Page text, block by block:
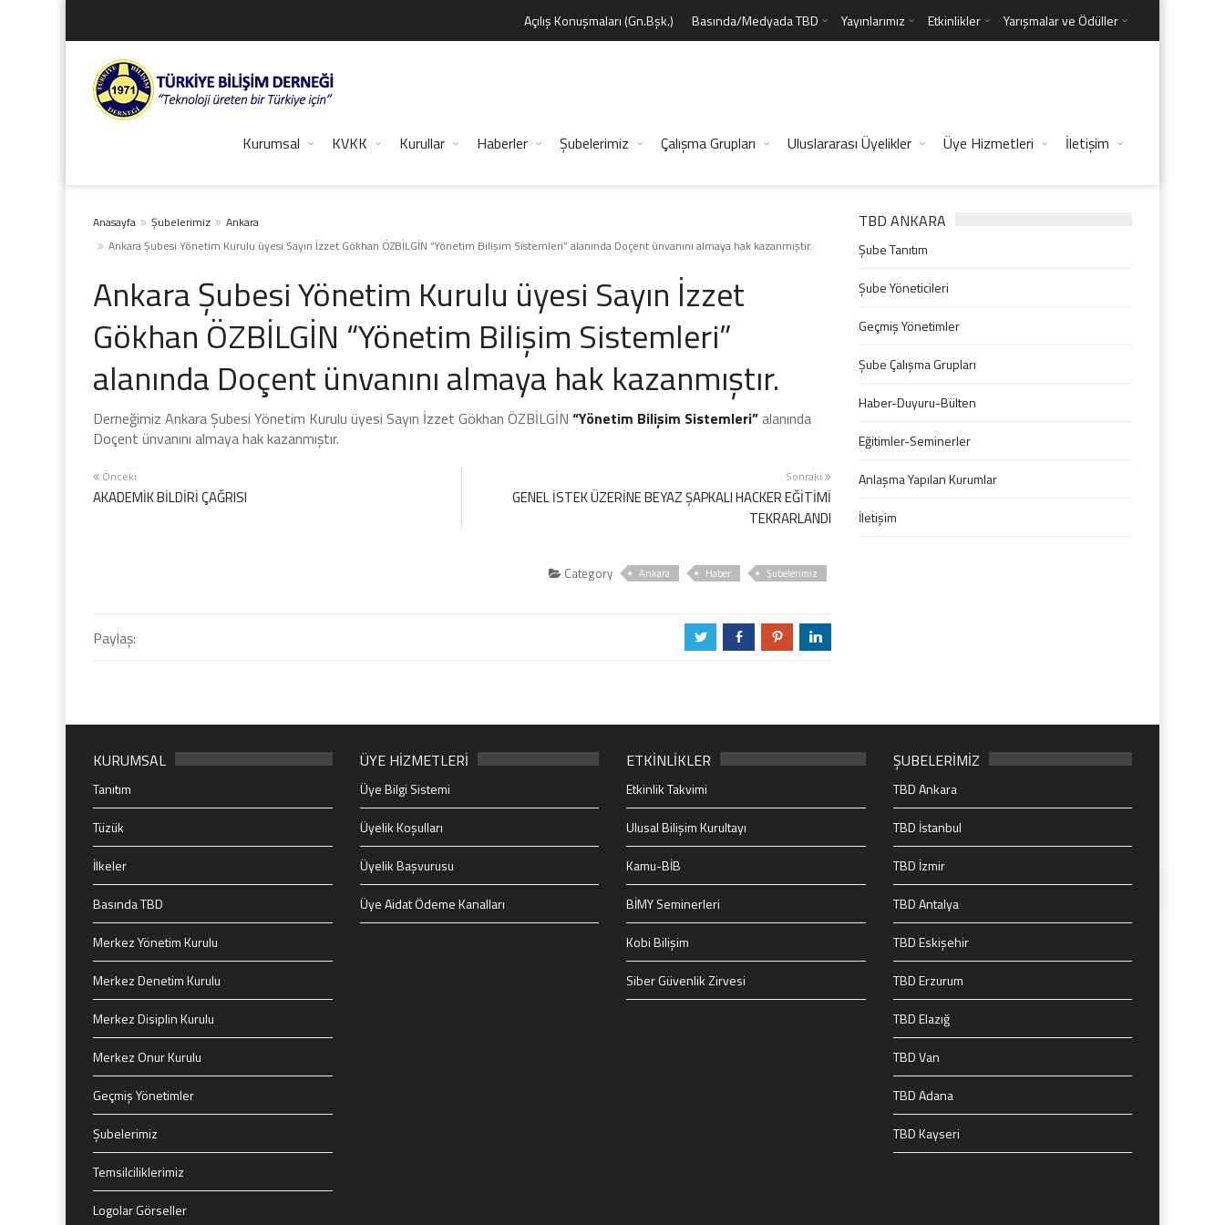
Açılış Konuşmaları (Gn.Bşk.) Basında/Medyada TBD Yayınlarımız Etkinlikler Yarışmalar ve Ödüller
Kurumsal KVKK Kurullar Haberler Şubelerimiz Çalışma Grupları Uluslararası Üyelikler Üye Hizmetleri İletişim
Anasayfa Şubelerimiz
Ankara
Ankara Şubesi Yönetim Kurulu üyesi Sayın İzzet Gökhan ÖZBİLGİN “Yönetim Bilişim Sistemleri” alanında Doçent ünvanını almaya hak kazanmıştır.
Ankara Şubesi Yönetim Kurulu üyesi Sayın İzzet
Gökhan ÖZBİLGİN “Yönetim Bilişim Sistemleri”
alanında Doçent ünvanını almaya hak kazanmıştır.
Derneğimiz Ankara Şubesi Yönetim Kurulu üyesi Sayın İzzet Gökhan ÖZBİLGİN “Yönetim Bilişim Sistemleri”alanında
Doçent ünvanını almaya hak kazanmıştır.
Önceki
AKADEMİK BİLDİRİ ÇAĞRISI
Sonraki
GENEL İSTEK ÜZERİNE BEYAZ ŞAPKALI HACKER EĞİTİMİ
TEKRARLANDI
Category Ankara Haber Şubelerimiz
Paylaş: a b d j
TBD ANKARA
Şube Tanıtım
Şube Yöneticileri
Geçmiş Yönetimler
Şube Çalışma Grupları
Haber-Duyuru-Bülten
Eğitimler-Seminerler
Anlaşma Yapılan Kurumlar
İletişim
KURUMSAL
Tanıtım
Tüzük
İlkeler
Basında TBD
Merkez Yönetim Kurulu
Merkez Denetim Kurulu
Merkez Disiplin Kurulu
Merkez Onur Kurulu
Geçmiş Yönetimler
Şubelerimiz
Temsilciliklerimiz
Logolar Görseller
ÜYE HİZMETLERİ
Üye Bilgi Sistemi
Üyelik Koşulları
Üyelik Başvurusu
Üye Aidat Ödeme Kanalları
ETKİNLİKLER
Etkinlik Takvimi
Ulusal Bilişim Kurultayı
Kamu-BİB
BİMY Seminerleri
Kobi Bilişim
Siber Güvenlik Zirvesi
ŞUBELERİMİZ
TBD Ankara
TBD İstanbul
TBD İzmir
TBD Antalya
TBD Eskişehir
TBD Erzurum
TBD Elazığ
TBD Van
TBD Adana
TBD Kayseri